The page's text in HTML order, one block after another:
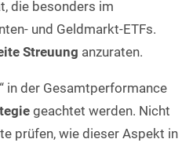
die besonders im
und Geldmarkt-ETFs.
Streuung anzuraten.
in der Gesamtperformance
geachtet werden. Nicht
prüfen, wie dieser Aspekt in